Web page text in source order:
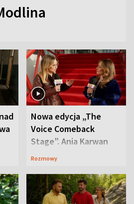
Nowa edycja „The
Voice Comeback
Stage”. Ania Karwan
zapowiada
Rozmowy